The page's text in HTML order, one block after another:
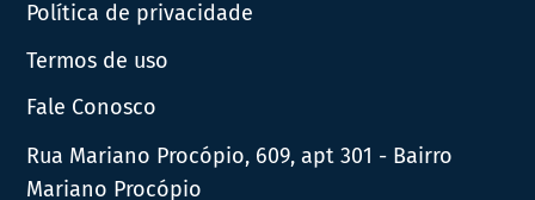
Política de privacidade
Termos de uso
Fale Conosco
Rua Mariano Procópio, 609, apt 301 - Bairro
Mariano Procópio